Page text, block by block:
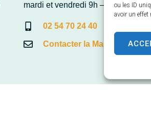
ou les ID
avoir un effet
mardi et vendredi 9h – 12h30
02 54 70 24 40
Contacter la Mairie